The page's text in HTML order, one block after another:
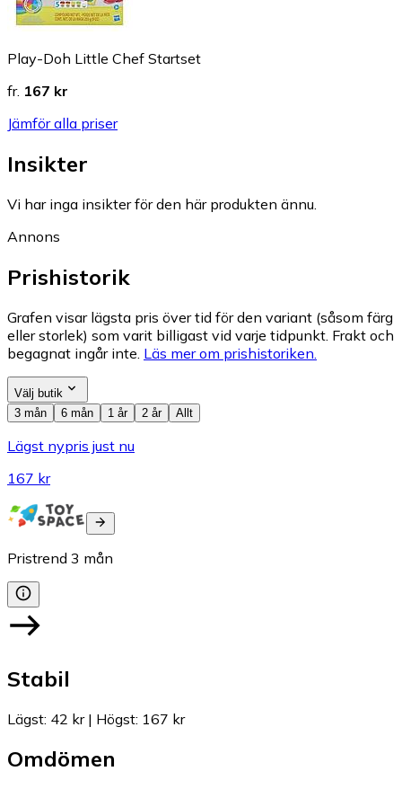
Play-Doh Little Chef Startset
fr. 167 kr
Jämför alla priser
Insikter
Vi har inga insikter för den här produkten ännu.
Annons
Prishistorik
Grafen visar lägsta pris över tid för den variant (såsom färg
eller storlek) som varit billigast vid varje tidpunkt. Frakt och
begagnat ingår inte. Läs mer om prishistoriken.
Välj butik
3 mån
6 mån 1 år 2 år Allt
Lägst nypris just nu
167 kr
Pristrend 3 mån
Stabil
Lägst: 42 kr| Högst: 167 kr
Omdömen